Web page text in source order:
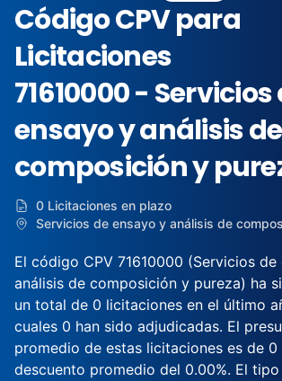
Código CPV para
Licitaciones
71610000 - Servicios
ensayo y análisis de
composición y
0 Licitaciones en plazo
Servicios de ensayo y análisis de
El código CPV 71610000 (Servicios de
análisis de composición y pureza) ha
un total de 0 licitaciones en el último
cuales 0 han sido adjudicadas. El
promedio de estas licitaciones es de
descuento promedio del 0.00%. El